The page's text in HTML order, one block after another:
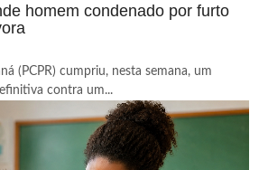
homem condenado por furto
(PCPR) cumpriu, nesta semana, um
contra um...